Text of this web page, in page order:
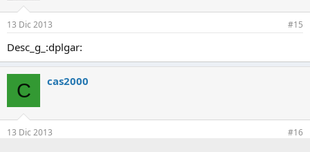
13 Dic 2013 #15
Desc_g_:dplgar:
C cas2000
13 Dic 2013 #16